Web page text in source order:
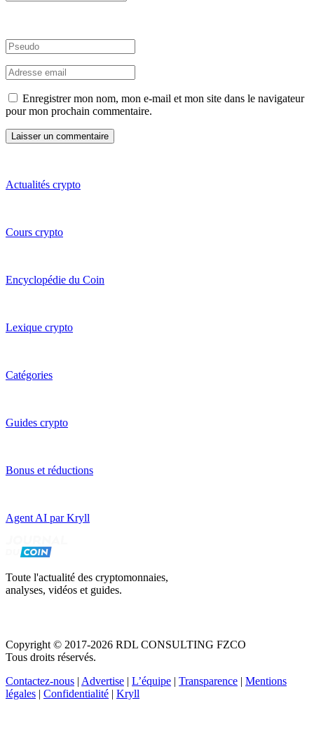
Enregistrer mon nom, mon e-mail et mon site dans le navigateur
pour mon prochain commentaire.
Actualités crypto
Cours crypto
Encyclopédie du Coin
Lexique crypto
Catégories
Guides crypto
Bonus et réductions
Agent AI par Kryll
Toute l'actualité des cryptomonnaies,
analyses, vidéos et guides.
Copyright © 2017-2026 RDL CONSULTING FZCO
Tous droits réservés.
Contactez-nous | Advertise | L’équipe | Transparence | Mentions
légales | Confidentialité | Kryll